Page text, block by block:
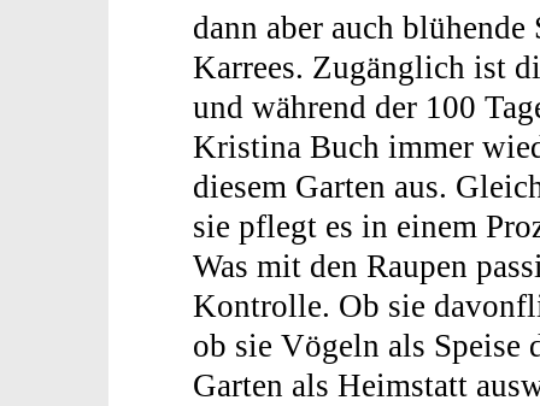
dann aber auch
Karrees. Zugänglich ist
und während der 100
Kristina Buch immer
diesem Garten aus.
sie pflegt es in einem
Was mit den Raupen
Kontrolle. Ob sie
ob sie Vögeln als Speise
Garten als Heimstatt